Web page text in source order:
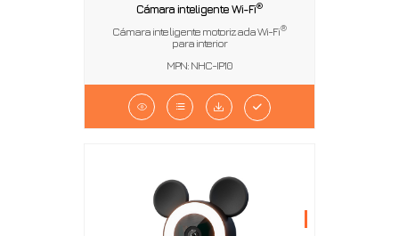
Cámara inteligente Wi-Fi®
Cámara inteligente motorizada Wi-Fi®
para interior
MPN: NHC-IP10